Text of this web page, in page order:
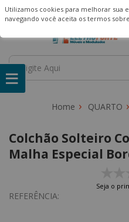
Utilizamos cookies para melhorar sua
navegando você aceita os termos
(22) 99909-3407
QUARTO
Colchão Solteiro
Malha Especial
Seja o
REFERÊNCIA: